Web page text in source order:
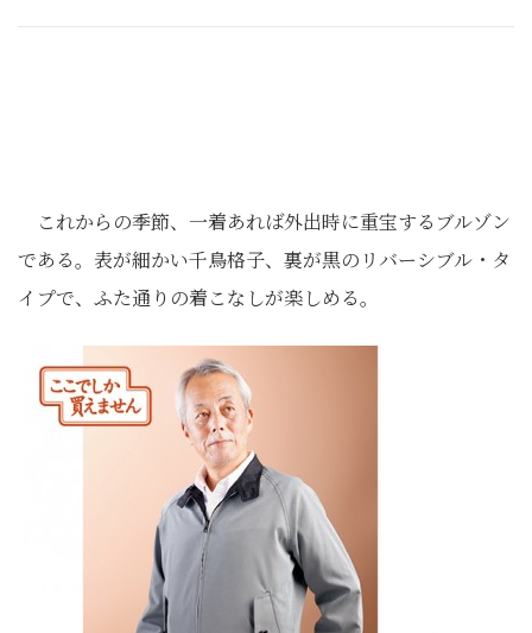
これからの季節、一着あれば外出時に重宝するブルゾン
である。表が細かい千鳥格子、裏が黒のリバーシブル・タ
イプで、ふた通りの着こなしが楽しめる。